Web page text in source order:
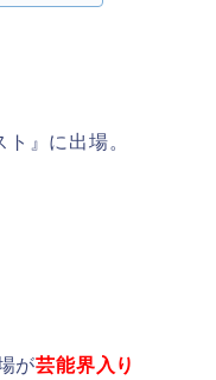
』に出場。
が芸能界入り